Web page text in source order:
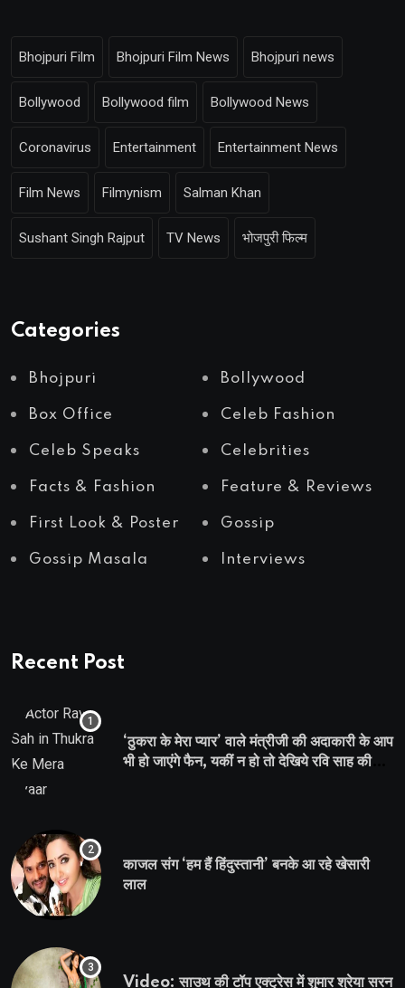
Bhojpuri Film Bhojpuri Film News Bhojpuri news
Bollywood Bollywood film Bollywood News
Coronavirus Entertainment Entertainment News
Film News Filmynism Salman Khan
Sushant Singh Rajput TV News भोजपुरी फिल्म
Categories
Bhojpuri Bollywood
Box Office Celeb Fashion
Celeb Speaks Celebrities
Facts & Fashion Feature & Reviews
First Look & Poster Gossip
Gossip Masala Interviews
Recent Post
‘ठुकरा के मेरा प्यार’ वाले मंत्रीजी की अदाकारी के आप
भी हो जाएंगे फैन, यकीं न हो तो देखिये रवि साह की
काजल संग ‘हम हैं हिंदुस्तानी’ बनके आ रहे खेसारी
लाल
Video: साउथ की टॉप एक्ट्रेस में शुमार श्रेया सरन